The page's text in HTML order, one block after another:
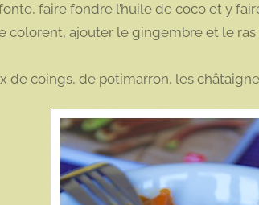
faire fondre l’huile de coco et y
colorent, ajouter le gingembre et le
de coings, de potimarron, les